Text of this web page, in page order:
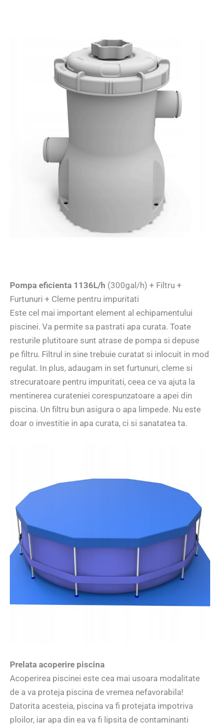
Pompa eficienta 1136L/h (300gal/h) + Filtru +
Furtunuri + Cleme pentru impuritati
Este cel mai important element al echipamentului
piscinei. Va permite sa pastrati apa curata. Toate
resturile plutitoare sunt atrase de pompa si depuse
pe filtru. Filtrul in sine trebuie curatat si inlocuit in mod
regulat. In plus, adaugam in set furtunuri, cleme si
strecuratoare pentru impuritati, ceea ce va ajuta la
mentinerea curateniei corespunzatoare a apei din
piscina. Un filtru bun asigura o apa limpede. Nu este
doar o investitie in apa curata, ci si sanatatea ta.
Prelata acoperire piscina
Acoperirea piscinei este cea mai usoara modalitate
de a va proteja piscina de vremea nefavorabila!
Datorita acesteia, piscina va fi protejata impotriva
ploilor, iar apa din ea va fi lipsita de contaminanti